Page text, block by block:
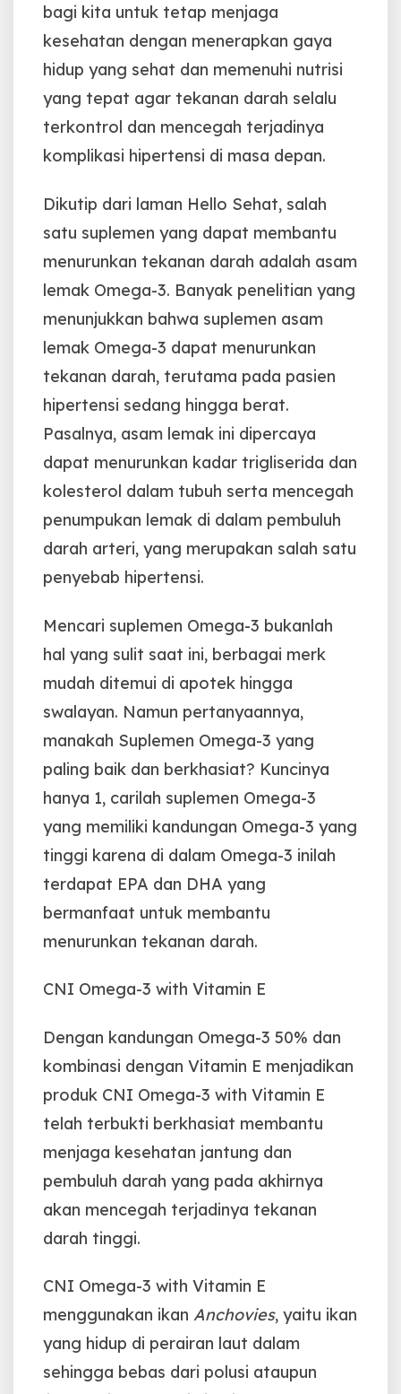
bagi kita untuk tetap menjaga
kesehatan dengan menerapkan gaya
hidup yang sehat dan memenuhi nutrisi
yang tepat agar tekanan darah selalu
terkontrol dan mencegah terjadinya
komplikasi hipertensi di masa depan.
Dikutip dari laman Hello Sehat, salah
satu suplemen yang dapat membantu
menurunkan tekanan darah adalah asam
lemak Omega-3. Banyak penelitian yang
menunjukkan bahwa suplemen asam
lemak Omega-3 dapat menurunkan
tekanan darah, terutama pada pasien
hipertensi sedang hingga berat.
Pasalnya, asam lemak ini dipercaya
dapat menurunkan kadar trigliserida dan
kolesterol dalam tubuh serta mencegah
penumpukan lemak di dalam pembuluh
darah arteri, yang merupakan salah satu
penyebab hipertensi.
Mencari suplemen Omega-3 bukanlah
hal yang sulit saat ini, berbagai merk
mudah ditemui di apotek hingga
swalayan. Namun pertanyaannya,
manakah Suplemen Omega-3 yang
paling baik dan berkhasiat? Kuncinya
hanya 1, carilah suplemen Omega-3
yang memiliki kandungan Omega-3 yang
tinggi karena di dalam Omega-3 inilah
terdapat EPA dan DHA yang
bermanfaat untuk membantu
menurunkan tekanan darah.
CNI Omega-3 with Vitamin E
Dengan kandungan Omega-3 50% dan
kombinasi dengan Vitamin E menjadikan
produk CNI Omega-3 with Vitamin E
telah terbukti berkhasiat membantu
menjaga kesehatan jantung dan
pembuluh darah yang pada akhirnya
akan mencegah terjadinya tekanan
darah tinggi.
CNI Omega-3 with Vitamin E
menggunakan ikan Anchovies, yaitu ikan
yang hidup di perairan laut dalam
sehingga bebas dari polusi ataupun